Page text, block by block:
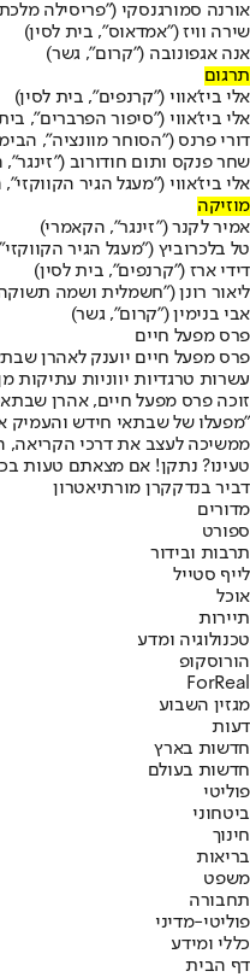
אורנה סמורגנסקי ("פריסילה
שירה וויז ("אמדאוס", בית לסין)
אנה אגפונובה ("קרום", גשר)
תרגום
אלי ביז'אווי ("קרנפים", בית לסין)
אלי ביז'אווי ("סיפור הפרברים",
דורי פרנס ("הסוחר מוונציה",
שחר פנקס ותום חודורוב
אלי ביז'אווי ("מעגל הגיר
מוזיקה
אמיר לקנר ("זינגר", הקאמרי)
טל בלכרוביץ ("מעגל הגיר
דידי ארז ("קרנפים", בית לסין)
ליאור רונן ("חשמלית ושמה
אבי בנימין ("קרום", גשר)
פרס מפעל חיים
פרס מפעל חיים יוענק לאהרן
עשרות טרגדיות יווניות עתיקות
זוכה פרס מפעל חיים, אהרן
"מפעלו של שבתאי חידש והעמיק
ממשיכה לעצב את דרכי הקריאה,
טעינו? נתקן! אם מצאתם טעות
דביר בנדקקרן מורתיאטרון
מדורים
ספורט
תרבות ובידור
לייף סטייל
אוכל
תיירות
טכנולוגיה ומדע
הורוסקופ
ForReal
מגזין השבוע
דעות
חדשות בארץ
חדשות בעולם
פוליטי
ביטחוני
חינוך
בריאות
משפט
תחבורה
פוליטי-מדיני
כללי ומידע
דף הבית